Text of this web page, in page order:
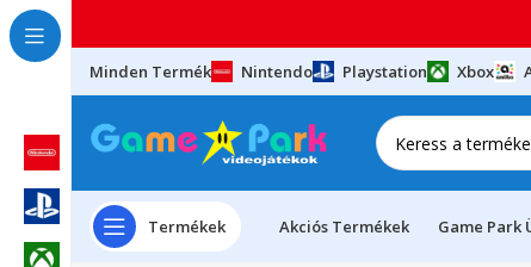
Minden Termék Nintendo Playstation Xbox
Termékek Akciós Termékek Game Park